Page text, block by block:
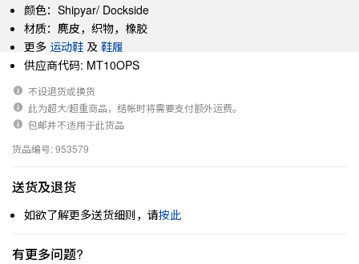
颜色：Shipyar/ Dockside
材质：麂皮，织物，橡胶
更多 运动鞋 及 鞋履
供应商代码: MT10OPS
不设退货或换货
此为超大/超重商品，结帐时将需要支付额外运费。
包邮并不适用于此货品
货品编号: 953579
送货及退货
如欲了解更多送货细则，请按此
有更多问题?